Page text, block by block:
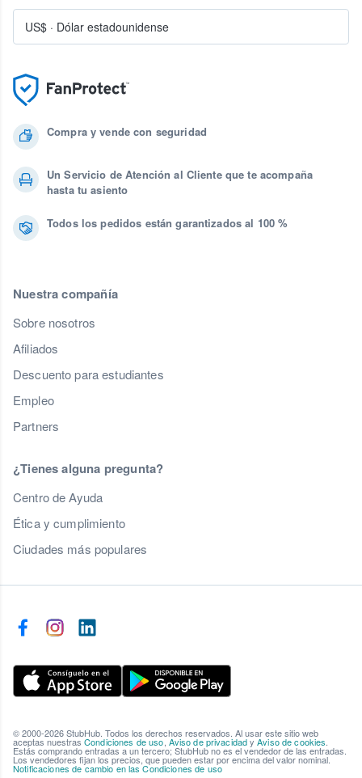
Compra y vende con seguridad
Un Servicio de Atención al Cliente que te acompaña
hasta tu asiento
Todos los pedidos están garantizados al 100 %
Nuestra compañía
Sobre nosotros
Afiliados
Descuento para estudiantes
Empleo
Partners
¿Tienes alguna pregunta?
Centro de Ayuda
Ética y cumplimiento
Ciudades más populares
US$ · Dólar estadounidense
© 2000-2026 StubHub. Todos los derechos reservados. Al usar este sitio web
aceptas nuestras Condiciones de uso, Aviso de privacidadyAviso de cookies.
Estás comprando entradas a un tercero; StubHub no es el vendedor de las entradas.
Los vendedores fijan los precios, que pueden estar por encima del valor nominal.
Notificaciones de cambio en las Condiciones de uso